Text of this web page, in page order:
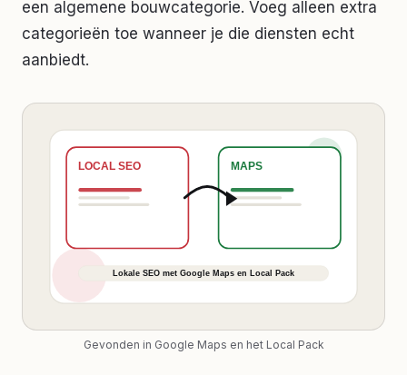
een algemene bouwcategorie. Voeg alleen extra
categorieën toe wanneer je die diensten echt
aanbiedt.
Gevonden in Google Maps en het Local Pack